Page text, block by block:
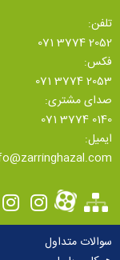
تلفن:
071 3774 2052
فکس:
071 3774 2053
صدای مشتری:
071 3774 0140
ایمیل:
سوالات متداول